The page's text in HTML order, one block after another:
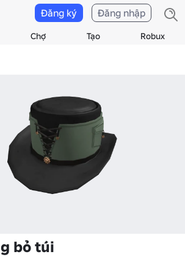
Chợ Tạo Robux
Đăng ký Đăng nhập
bỏ túi